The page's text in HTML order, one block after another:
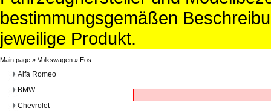
bestimmungsgemäßen
jeweilige Produkt.
Main page » Volkswagen » Eos
Alfa Romeo
BMW
Chevrolet